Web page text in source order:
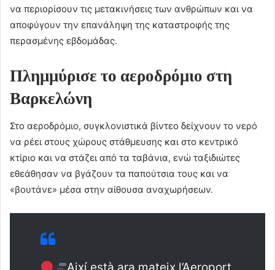
να περιορίσουν τις μετακινήσεις των ανθρώπων και να
αποφύγουν την επανάληψη της καταστροφής της
περασμένης εβδομάδας.
Πλημμύρισε το αεροδρόμιο στη
Βαρκελώνη
Στο αεροδρόμιο, συγκλονιστικά βίντεο δείχνουν το νερό
να ρέει στους χώρους στάθμευσης και στο κεντρικό
κτίριο και να στάζει από τα ταβάνια, ενώ ταξιδιώτες
εθεάθησαν να βγάζουν τα παπούτσια τους και να
«βουτάνε» μέσα στην αίθουσα αναχωρήσεων.
Així està ara mateix l’Aeroport